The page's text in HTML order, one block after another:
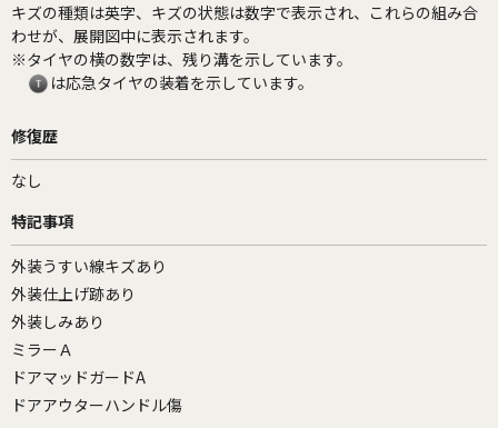
キズの種類は英字、キズの状態は数字で表示され、これらの組み合
わせが、展開図中に表示されます。
※タイヤの横の数字は、残り溝を示しています。
は応急タイヤの装着を示しています。
修復歴
なし
特記事項
外装うすい線キズあり
外装仕上げ跡あり
外装しみあり
ミラーＡ
ドアマッドガードA
ドアアウターハンドル傷